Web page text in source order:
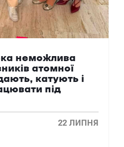
неможлива
атомної
катують і
під
22 ЛИПНЯ